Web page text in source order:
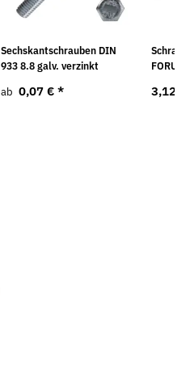
Sechskantschrauben DIN
933 8.8 galv. verzinkt
ab 0,07 € *
FORUM
3,12